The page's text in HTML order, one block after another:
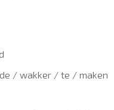
/ wakker / te / maken